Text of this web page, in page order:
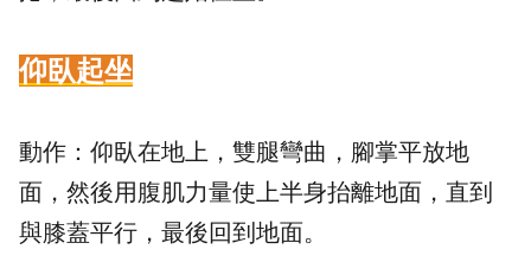
仰臥起坐
動作：仰臥在地上，雙腿彎曲，腳掌平放地
面，然後用腹肌力量使上半身抬離地面，直到
與膝蓋平行，最後回到地面。